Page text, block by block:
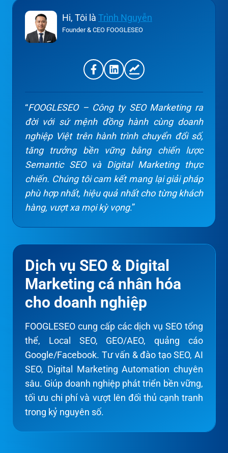
Hi, Tôi là Trình Nguyễn
Founder & CEO FOOGLESEO
“FOOGLESEO – Công ty SEO Marketing ra
đời với sứ mệnh đồng hành cùng doanh
nghiệp Việt trên hành trình chuyển đổi số,
tăng trưởng bền vững bằng chiến lược
Semantic SEO và Digital Marketing thực
chiến. Chúng tôi cam kết mang lại giải pháp
phù hợp nhất, hiệu quả nhất cho từng khách
hàng, vượt xa mọi kỳ vọng.”
Dịch vụ SEO & Digital
Marketing cá nhân hóa
cho doanh nghiệp
FOOGLESEO cung cấp các dịch vụ SEO tổng
thể, Local SEO, GEO/AEO, quảng cáo
Google/Facebook. Tư vấn & đào tạo SEO, AI
SEO, Digital Marketing Automation chuyên
sâu. Giúp doanh nghiệp phát triển bền vững,
tối ưu chi phí và vượt lên đối thủ cạnh tranh
trong kỷ nguyên số.